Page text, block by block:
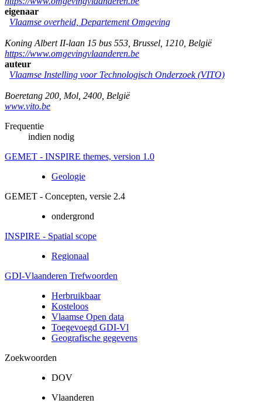
eigenaar
Vlaamse overheid, Departement Omgeving
Koning Albert II-laan 15 bus 553 Brussel 1210 België
https://www.omgevingvlaanderen.be
auteur
Vlaamse Instelling voor Technologisch Onderzoek (VITO)
Boeretang 200 Mol 2400 België
www.vito.be
Frequentie
indien nodig
GEMET - INSPIRE themes, version 1.0
Geologie
GEMET - Concepten, versie 2.4
ondergrond
INSPIRE - Spatial scope
Regionaal
GDI-Vlaanderen Trefwoorden
Herbruikbaar
Kosteloos
Vlaamse Open data
Toegevoegd GDI-Vl
Geografische gegevens
Zoekwoorden
DOV
Vlaanderen